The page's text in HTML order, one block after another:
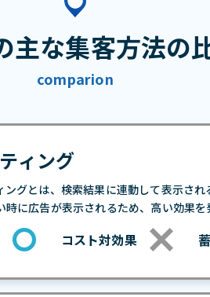
主な集客方法の
comparion
ィング
ングとは、検索結果に連動して表示さ
時に広告が表示されるため、高い効果を
コスト対効果